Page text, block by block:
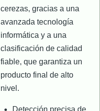
cerezas, gracias a una
avanzada tecnología
informática y a una
clasificación de calidad
fiable, que garantiza un
producto final de alto
nivel.
Detección precisa de